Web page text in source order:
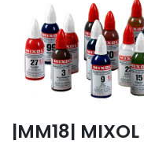
|MM18|